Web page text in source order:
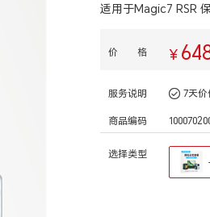
适用于Magic7 RSR
价 格 ¥
服务说明 7天价
商品编码
选择类型